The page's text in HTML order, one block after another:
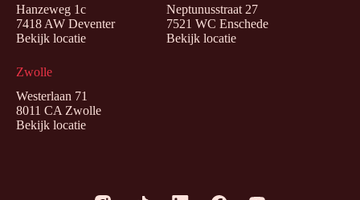
Hanzeweg 1c
7418 AW Deventer
Bekijk locatie
Neptunusstraat 27
7521 WC Enschede
Bekijk locatie
Zwolle
Westerlaan 71
8011 CA Zwolle
Bekijk locatie